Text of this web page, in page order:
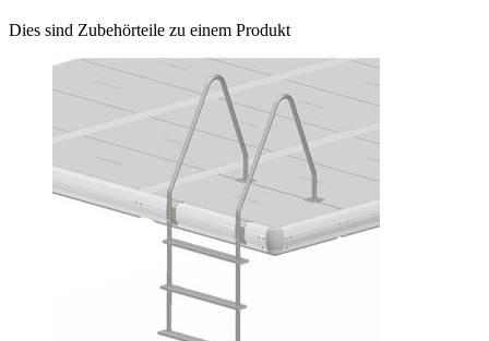
Dies sind Zubehörteile zu einem Produkt